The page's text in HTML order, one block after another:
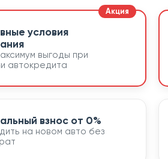
условия
выгоды при
автокредита
взнос от 0%
на новом авто без